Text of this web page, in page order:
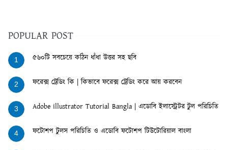
POPULAR POST
1 ৫৬০টি সবচেয়ে কঠিন ধাঁধা উত্তর সহ ছবি
2 ফরেক্স ট্রেডিং কি | কিভাবে ফরেক্স ট্রেডিং করে আয় করবেন
3 Adobe illustrator Tutorial Bangla | এডোবি ইলাস্ট্রেটর টুল পরিচিতি
4 ফটোশপ টুলস পরিচিতি ও এডোবি ফটোশপ টিউটোরিয়াল বাংলা